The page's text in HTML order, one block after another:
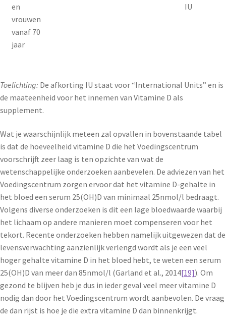
en
vrouwen
vanaf 70
jaar
IU
Toelichting: De afkorting IU staat voor “International Units” en is
de maateenheid voor het innemen van Vitamine D als
supplement.
Wat je waarschijnlijk meteen zal opvallen in bovenstaande tabel
is dat de hoeveelheid vitamine D die het Voedingscentrum
voorschrijft zeer laag is ten opzichte van wat de
wetenschappelijke onderzoeken aanbevelen. De adviezen van het
Voedingscentrum zorgen ervoor dat het vitamine D-gehalte in
het bloed een serum 25(OH)D van minimaal 25nmol/l bedraagt.
Volgens diverse onderzoeken is dit een lage bloedwaarde waarbij
het lichaam op andere manieren moet compenseren voor het
tekort. Recente onderzoeken hebben namelijk uitgewezen dat de
levensverwachting aanzienlijk verlengd wordt als je een veel
hoger gehalte vitamine D in het bloed hebt, te weten een serum
25(OH)D van meer dan 85nmol/l (Garland et al., 2014[19]). Om
gezond te blijven heb je dus in ieder geval veel meer vitamine D
nodig dan door het Voedingscentrum wordt aanbevolen. De vraag
de dan rijst is hoe je die extra vitamine D dan binnenkrijgt.